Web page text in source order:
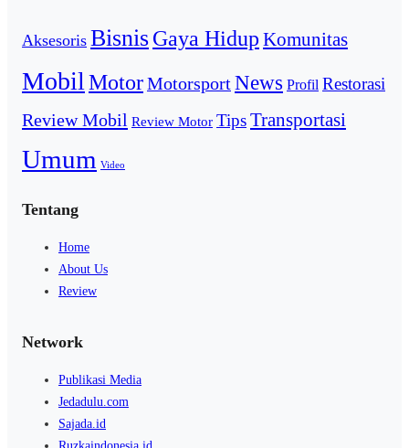
Aksesoris BisnisGaya Hidup Komunitas
Mobil MotorMotorsportNews Profil Restorasi
Review Mobil Review Motor TipsTransportasi
Umum Video
Tentang
Home
About Us
Review
Network
Publikasi Media
Jedadulu.com
Sajada.id